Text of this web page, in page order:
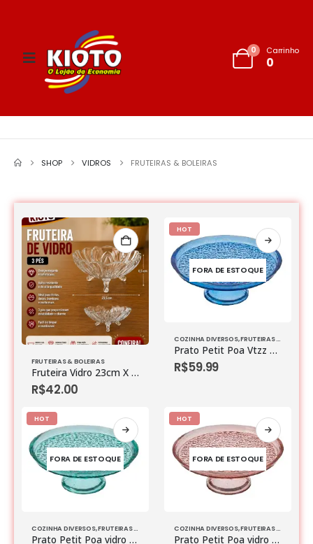
0 Carrinho
0
SHOP VIDROS FRUTEIRAS & BOLEIRAS
FRUTEIRAS & BOLEIRAS
Fruteira Vidro 23cm X 23cm X 10cm
R$42.00
HOT
FORA DE ESTOQUE
COZINHA DIVERSOS,FRUTEIRAS & BOLEIRAS
Prato Petit Poa Vtzz C/Pe Azul Marinho
R$59.99
HOT
FORA DE ESTOQUE
COZINHA DIVERSOS,FRUTEIRAS & BOLEIRAS VIDROS
Prato Petit Poa vidro C/pe Azul Turquesa
HOT
FORA DE ESTOQUE
COZINHA DIVERSOS,FRUTEIRAS & BOLEIRAS
Prato Petit Poa vidro C/pe Rose